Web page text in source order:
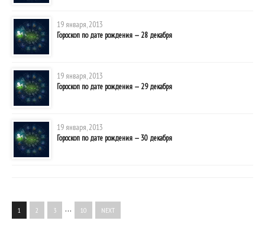
19 января, 2013
Гороскоп по дате рождения — 28 декабря
19 января, 2013
Гороскоп по дате рождения — 29 декабря
19 января, 2013
Гороскоп по дате рождения — 30 декабря
1 2 3 … 10 NEXT